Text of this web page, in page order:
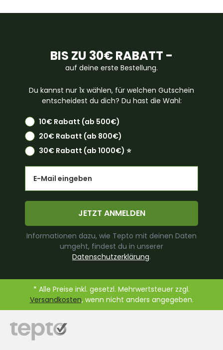
BIS ZU 30€ RABATT -
auf deine erste Bestellung.
Du kannst nur 1x wählen, für welchen Gutschein
entscheidest du dich? Du hast die Wahl:
10€ Rabatt (ab 500€)
20€ Rabatt (ab 800€)
30€ Rabatt (ab 1000€) ⭐️
JETZT ANMELDEN
Informationen dazu, wie Tepto mit deinen Daten
umgeht, findest du in unserer
Datenschutzerklärung.
* Alle Preise inkl. gesetzl. Mehrwertsteuer zzgl.
Versandkosten, wenn nicht anders angegeben.